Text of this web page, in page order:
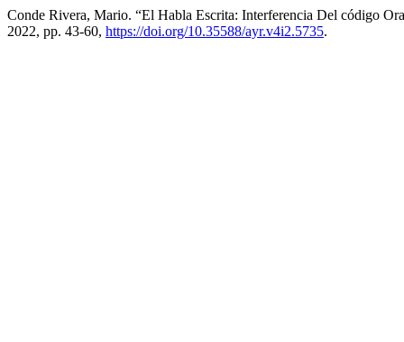
Conde Rivera, Mario. “El Habla Escrita: Interferencia Del código
2022, pp. 43-60, https://doi.org/10.35588/ayr.v4i2.5735.